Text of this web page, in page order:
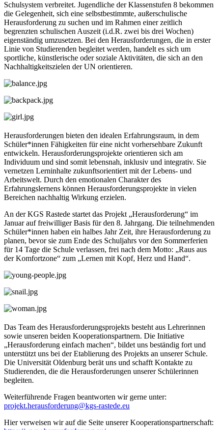
Schulsystem verbreitet. Jugendliche der Klassenstufen 8 bekommen
die Gelegenheit, sich eine selbstbestimmte, außerschulische
Herausforderung zu suchen und im Rahmen einer zeitlich
begrenzten schulischen Auszeit (i.d.R. zwei bis drei Wochen)
eigenständig umzusetzen. Bei den Herausforderungen, die in erster
Linie von Studierenden begleitet werden, handelt es sich um
sportliche, künstlerische oder soziale Aktivitäten, die sich an den
Nachhaltigkeitszielen der UN orientieren.
Herausforderungen bieten den idealen Erfahrungsraum, in dem
Schüler*innen Fähigkeiten für eine nicht vorhersehbare Zukunft
entwickeln. Herausforderungsprojekte orientieren sich am
Individuum und sind somit lebensnah, inklusiv und integrativ. Sie
vernetzen Lerninhalte zukunftsorientiert mit der Lebens- und
Arbeitswelt. Durch den emotionalen Charakter des
Erfahrungslernens können Herausforderungsprojekte in vielen
Bereichen nachhaltig Wirkung erzielen.
An der KGS Rastede startet das Projekt „Herausforderung“ im
Januar auf freiwilliger Basis für den 8. Jahrgang. Die teilnehmenden
Schüler*innen haben ein halbes Jahr Zeit, ihre Herausforderung zu
planen, bevor sie zum Ende des Schuljahrs vor den Sommerferien
für 14 Tage die Schule verlassen, frei nach dem Motto: „Raus aus
der Komfortzone“ zum „Lernen mit Kopf, Herz und Hand“.
Das Team des Herausforderungsprojekts besteht aus Lehrerinnen
sowie unseren beiden Kooperationspartnern. Die Initiative
„Herausforderung einfach machen“, bildet uns beständig fort und
unterstützt uns bei der Etablierung des Projekts an unserer Schule.
Die Universität Oldenburg berät uns und schafft Kontakte zu
Studierenden, die die Herausforderungen unserer Schülerinnen
begleiten.
Weiterführende Fragen beantworten wir gerne unter:
projekt.herausforderung@kgs-rastede.eu
Hier verweisen wir auf die Seite unserer Kooperationspartnerschaft: